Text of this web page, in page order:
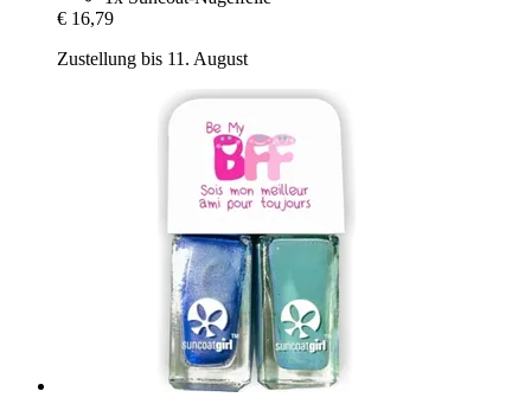
€ 16,79
Zustellung bis 11. August